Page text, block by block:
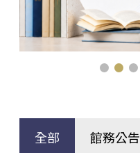
全部 館務公告